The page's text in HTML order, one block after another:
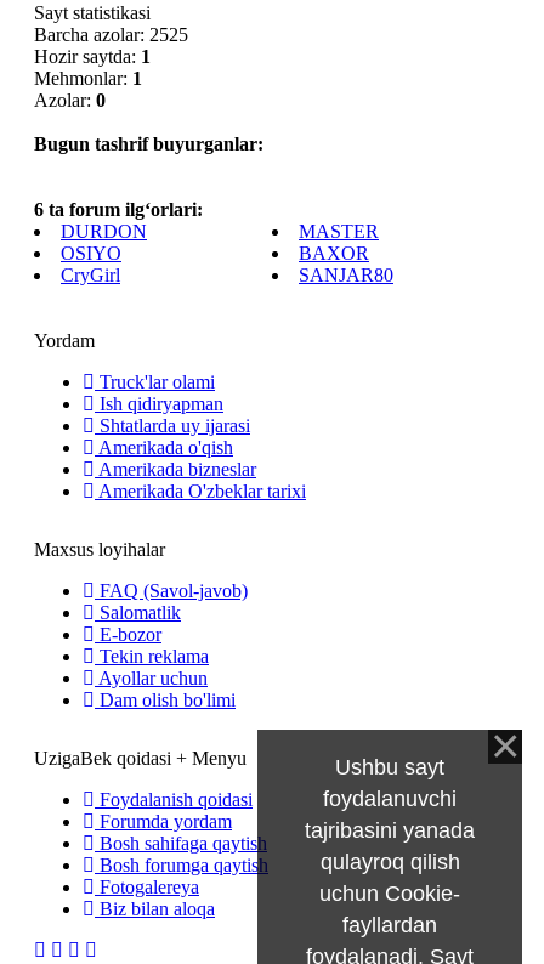
Sayt statistikasi
Barcha azolar: 2525
Hozir saytda: 1
Mehmonlar: 1
Azolar: 0
Bugun tashrif buyurganlar:
6 ta forum ilg‘orlari:
DURDON
MASTER
OSIYO
BAXOR
CryGirl
SANJAR80
Yordam
Truck'lar olami
Ish qidiryapman
Shtatlarda uy ijarasi
Amerikada o'qish
Amerikada bizneslar
Amerikada O'zbeklar tarixi
Maxsus loyihalar
FAQ (Savol-javob)
Salomatlik
E-bozor
Tekin reklama
Ayollar uchun
Dam olish bo'limi
UzigaBek qoidasi + Menyu
Foydalanish qoidasi
Forumda yordam
Bosh sahifaga qaytish
Bosh forumga qaytish
Fotogalereya
Biz bilan aloqa
Ushbu sayt
foydalanuvchi
tajribasini yanada
qulayroq qilish
uchun Cookie-
fayllardan
foydalanadi. Sayt